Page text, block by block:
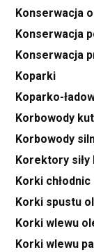
Konserwacja
Konserwacja
Konserwacja
Koparki
Koparko-
Korbowody
Korbowody
Korektory
Korki chłodnic
Korki spustu
Korki wlewu
Korki wlewu